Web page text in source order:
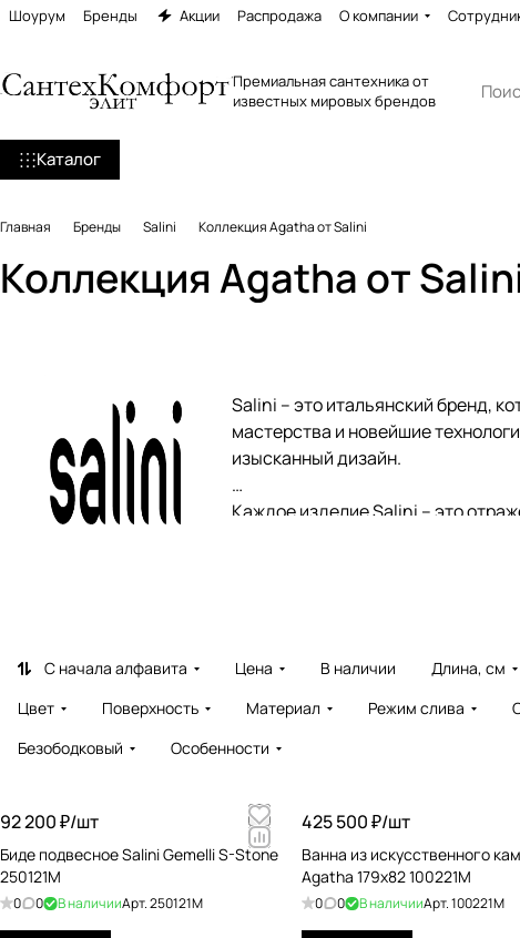
Шоурум Бренды Акции Распродажа О компании
Премиальная сантехника от
известных мировых брендов
Каталог
Главная Бренды Salini Коллекция Agatha от Salini
Коллекция Agatha от
Salini – это итальянский бренд,
мастерства и новейшие
изысканный дизайн.
Каждое изделие Salini – это
Выбирая Salini, вы выбираете
С начала алфавита Цена В наличии Длина, см
Цвет
Поверхность Материал Режим слива
Безободковый
Особенности
92 200 ₽/шт
Биде подвесное Salini Gemelli S-Stone
250121M
0 0 В наличииАрт.250121M
425 500 ₽/шт
Ванна из искусственного
Agatha 179x82 100221M
0 0 В наличииАрт.100221M